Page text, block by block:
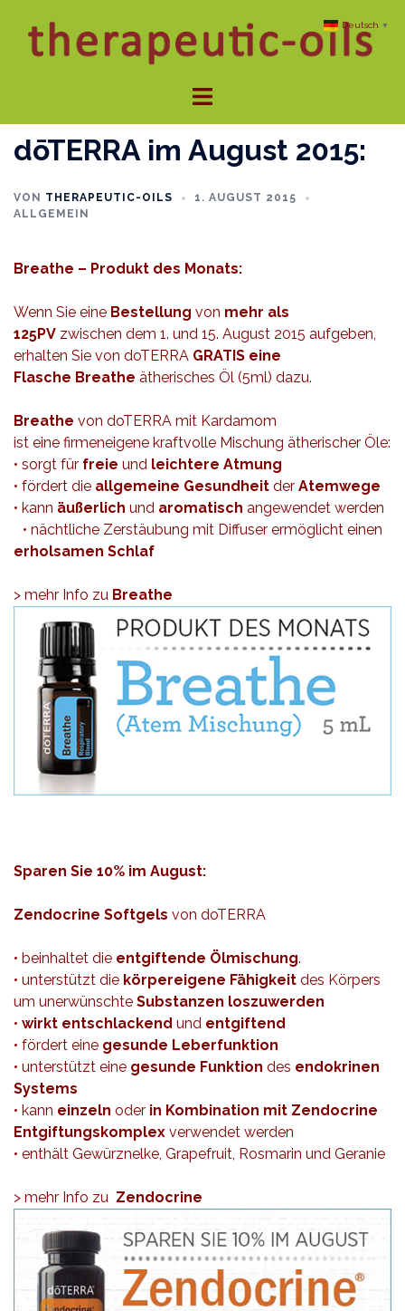
Inhalt
springen
Menü
dōTERRA im August 2015:
VON THERAPEUTIC-OILS
1. AUGUST 2015
ALLGEMEIN
Breathe – Produkt des Monats:
Wenn Sie eine Bestellung von mehr als
125PV zwischen dem 1. und 15. August 2015 aufgeben,
erhalten Sie von doTERRA GRATIS eine
Flasche Breathe ätherisches Öl (5ml) dazu.
Breathe von doTERRA mit Kardamom
ist eine firmeneigene kraftvolle Mischung ätherischer Öle:
• sorgt für freie und leichtere Atmung
• fördert die allgemeine Gesundheit der Atemwege
• kann äußerlich und aromatisch angewendet werden
• nächtliche Zerstäubung mit Diffuser ermöglicht einen
erholsamen Schlaf
> mehr Info zu Breathe
Sparen Sie 10% im August:
Zendocrine Softgels von doTERRA
• beinhaltet die entgiftende Ölmischung.
• unterstützt die körpereigene Fähigkeit des Körpers
um unerwünschte Substanzen loszuwerden
• wirkt entschlackend und entgiftend
• fördert eine gesunde Leberfunktion
• unterstützt eine gesunde Funktion des endokrinen
Systems
• kann einzeln oder in Kombination mit Zendocrine
Entgiftungskomplex verwendet werden
• enthält Gewürznelke, Grapefruit, Rosmarin und Geranie
> mehr Info zu Zendocrine
Deutsch ▼